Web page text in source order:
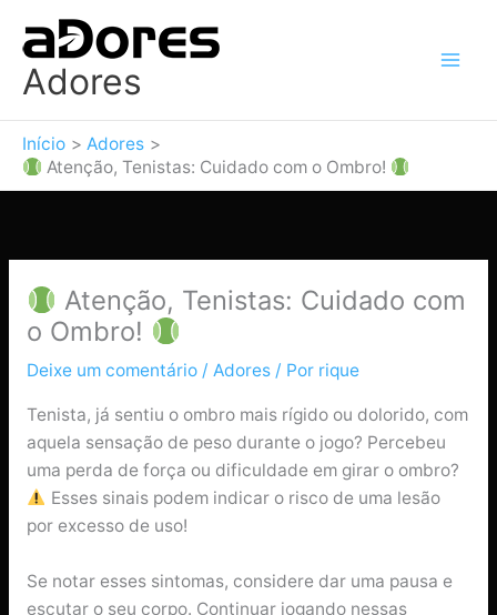
para
conteúdo
Adores
Início
Adores
Atenção, Tenistas: Cuidado com o Ombro!
Atenção, Tenistas: Cuidado com
o Ombro!
Deixe um comentário / Adores/ Por rique
Tenista, já sentiu o ombro mais rígido ou dolorido, com
aquela sensação de peso durante o jogo? Percebeu
uma perda de força ou dificuldade em girar o ombro?
Esses sinais podem indicar o risco de uma lesão
por excesso de uso!
Se notar esses sintomas, considere dar uma pausa e
escutar o seu corpo. Continuar jogando nessas